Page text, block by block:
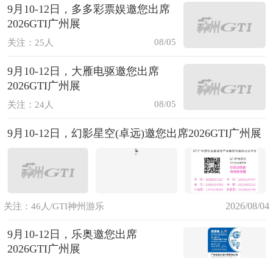
9月10-12日，多多彩票娱邀您出席
2026GTI广州展
关注：25人 08/05
9月10-12日，大雁电驱邀您出席
2026GTI广州展
关注：24人 08/05
9月10-12日，幻影星空(卓远)邀您出席2026GTI广州展
关注：46人/GTI神州游乐 2026/08/04
9月10-12日，乐奥邀您出席
2026GTI广州展